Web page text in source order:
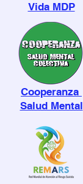
Vida MDP
Cooperanza
Salud Mental